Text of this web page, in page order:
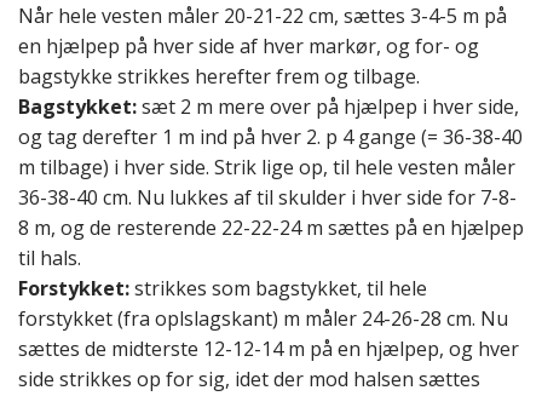
Når hele vesten måler 20-21-22 cm, sættes 3-4-5 m på
en hjælpep på hver side af hver markør, og for- og
bagstykke strikkes herefter frem og tilbage.
Bagstykket:sæt 2 m mere over på hjælpep i hver side,
og tag derefter 1 m ind på hver 2. p 4 gange (= 36-38-40
m tilbage) i hver side. Strik lige op, til hele vesten måler
36-38-40 cm. Nu lukkes af til skulder i hver side for 7-8-
8 m, og de resterende 22-22-24 m sættes på en hjælpep
til hals.
Forstykket:strikkes som bagstykket, til hele
forstykket (fra oplslagskant) m måler 24-26-28 cm. Nu
sættes de midterste 12-12-14 m på en hjælpep, og hver
side strikkes op for sig, idet der mod halsen sættes